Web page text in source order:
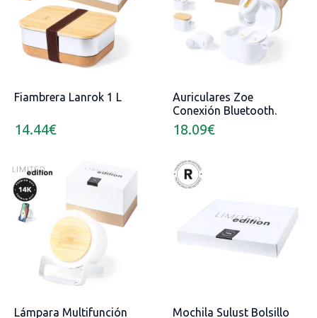
Fiambrera Lanrok 1 L
14.44€
Auriculares Zoe
Conexión Bluetooth.
Recargable USB
18.09€
Lámpara Multifunción Mochila Sulust Bolsillo